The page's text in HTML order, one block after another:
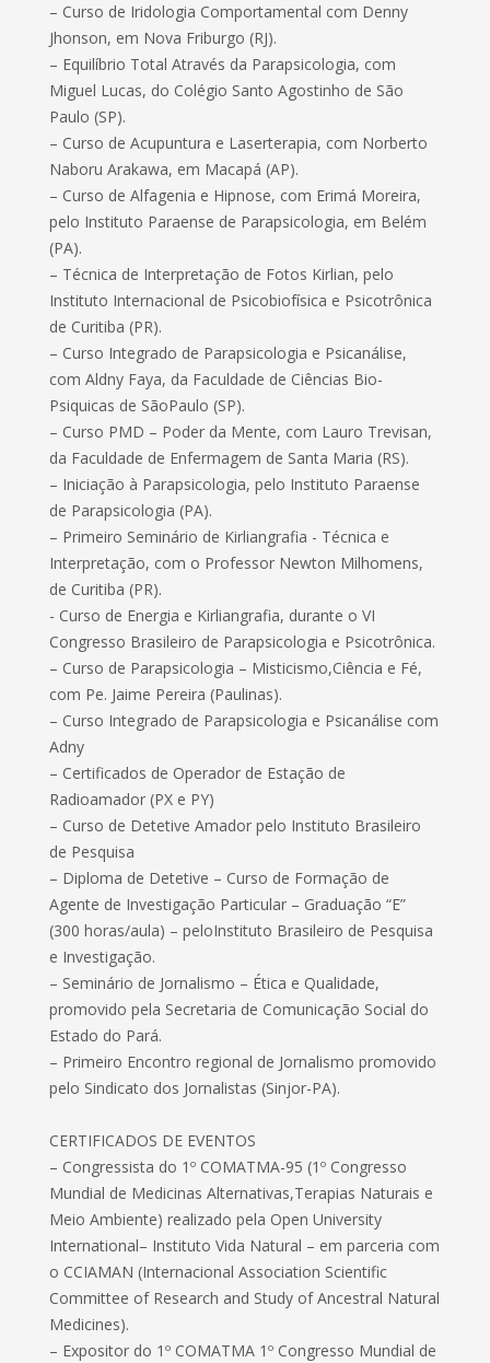
– Curso de Iridologia Comportamental com Denny
Jhonson, em Nova Friburgo (RJ).
– Equilíbrio Total Através da Parapsicologia, com
Miguel Lucas, do Colégio Santo Agostinho de São
Paulo (SP).
– Curso de Acupuntura e Laserterapia, com Norberto
Naboru Arakawa, em Macapá (AP).
– Curso de Alfagenia e Hipnose, com Erimá Moreira,
pelo Instituto Paraense de Parapsicologia, em Belém
(PA).
– Técnica de Interpretação de Fotos Kirlian, pelo
Instituto Internacional de Psicobiofísica e Psicotrônica
de Curitiba (PR).
– Curso Integrado de Parapsicologia e Psicanálise,
com Aldny Faya, da Faculdade de Ciências Bio-
Psiquicas de SãoPaulo (SP).
– Curso PMD – Poder da Mente, com Lauro Trevisan,
da Faculdade de Enfermagem de Santa Maria (RS).
– Iniciação à Parapsicologia, pelo Instituto Paraense
de Parapsicologia (PA).
– Primeiro Seminário de Kirliangrafia - Técnica e
Interpretação, com o Professor Newton Milhomens,
de Curitiba (PR).
- Curso de Energia e Kirliangrafia, durante o VI
Congresso Brasileiro de Parapsicologia e Psicotrônica.
– Curso de Parapsicologia – Misticismo,Ciência e Fé,
com Pe. Jaime Pereira (Paulinas).
– Curso Integrado de Parapsicologia e Psicanálise com
Adny
– Certificados de Operador de Estação de
Radioamador (PX e PY)
– Curso de Detetive Amador pelo Instituto Brasileiro
de Pesquisa
– Diploma de Detetive – Curso de Formação de
Agente de Investigação Particular – Graduação “E”
(300 horas/aula) – peloInstituto Brasileiro de Pesquisa
e Investigação.
– Seminário de Jornalismo – Ética e Qualidade,
promovido pela Secretaria de Comunicação Social do
Estado do Pará.
– Primeiro Encontro regional de Jornalismo promovido
pelo Sindicato dos Jornalistas (Sinjor-PA).
CERTIFICADOS DE EVENTOS
– Congressista do 1º COMATMA-95 (1º Congresso
Mundial de Medicinas Alternativas,Terapias Naturais e
Meio Ambiente) realizado pela Open University
International– Instituto Vida Natural – em parceria com
o CCIAMAN (Internacional Association Scientific
Committee of Research and Study of Ancestral Natural
Medicines).
– Expositor do 1º COMATMA 1º Congresso Mundial de